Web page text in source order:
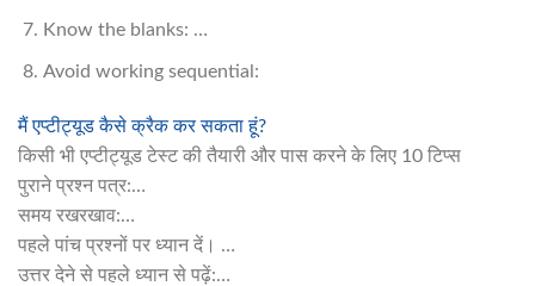
Know the blanks: …
Avoid working sequential:
मैं एप्टीट्यूड कैसे क्रैक कर सकता हूं?
किसी भी एप्टीट्यूड टेस्ट की तैयारी और पास करने के लिए 10 टिप्स
पुराने प्रश्न पत्र:…
समय रखरखाव:…
पहले पांच प्रश्नों पर ध्यान दें। …
उत्तर देने से पहले ध्यान से पढ़ें:…